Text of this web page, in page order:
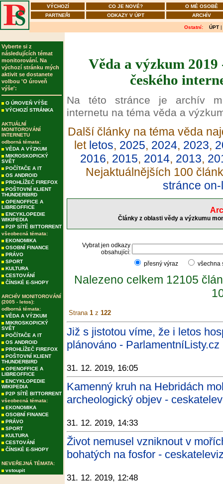
VÝCHOZÍ CO JE NOVÉ?
O MÉ OSOBĚ
PARTNEŘI
ODKAZY V ÚPT ARCHÍV
Ostatní: ÚPT |
Vyberte si z
následujících témat
monitorování. Na
výchozí stránku mých
aktivit se dostanete
volbou 'O úroveň
výše':
O ÚROVEŇ VÝŠE
VÝCHOZÍ STRÁNKA
AKTUÁLNÍ
MONITOROVÁNÍ
INTERNETU
odborná témata:
VĚDA A VÝZKUM
MIKROSKOPICKÝ
SVĚT
POČÍTAČE A IT
OS ANDROID
PROHLÍŽEČ FIREFOX
POŠTOVNÍ KLIENT
THUNDERBIRD
OPENOFFICE A
LIBREOFFICE
ENCYKLOPEDIE
WIKIPEDIA
P2P SÍTĚ BITTORRENT
všeobecná témata:
EKONOMIKA
OSOBNÍ FINANCE
PRÁVO
SPORT
KULTURA
CESTOVÁNÍ
ČÍNSKÉ E-SHOPY
ARCHÍV MONITOROVÁNÍ
(2005 - letos):
odborná témata:
VĚDA A VÝZKUM
MIKROSKOPICKÝ
SVĚT
POČÍTAČE A IT
OS ANDROID
PROHLÍŽEČ FIREFOX
POŠTOVNÍ KLIENT
THUNDERBIRD
OPENOFFICE A
LIBREOFFICE
ENCYKLOPEDIE
WIKIPEDIA
P2P SÍTĚ BITTORRENT
všeobecná témata:
EKONOMIKA
OSOBNÍ FINANCE
PRÁVO
SPORT
KULTURA
CESTOVÁNÍ
ČÍNSKÉ E-SHOPY
NEVEŘEJNÁ TÉMATA:
vstoupit
Věda a výzkum
českého
Na této stránce je archív
internetu na téma věda a
Další články na téma věda
let letos, 2025, 2024, 2023,
2016, 2015, 2014, 2013,
Nejaktuálnějších 100
stránce
Články z oblasti vědy a výzkumu
Vybrat jen odkazy
obsahující:
přesný výraz
Nalezeno celkem 12105
Strana 1 z 122
Již s jistotou víme, že i letos
plánováno - ParlamentníListy.cz
31. 12. 2019, 16:05
Kamenný kruh na Hebridách
archeologický objev -
31. 12. 2019, 14:33
Život nemusel vzniknout v
bohatých na fosfor -
31. 12. 2019, 12:48